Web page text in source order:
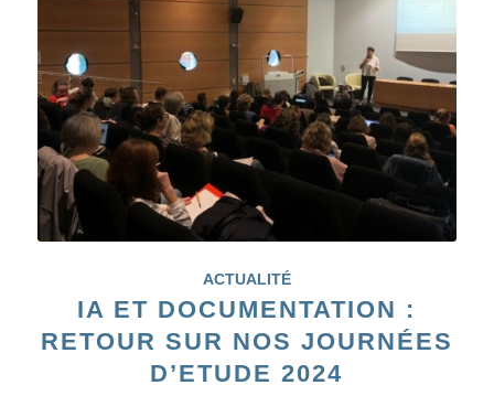
ACTUALITÉ
IA ET DOCUMENTATION :
RETOUR SUR NOS JOURNÉES
D’ETUDE 2024